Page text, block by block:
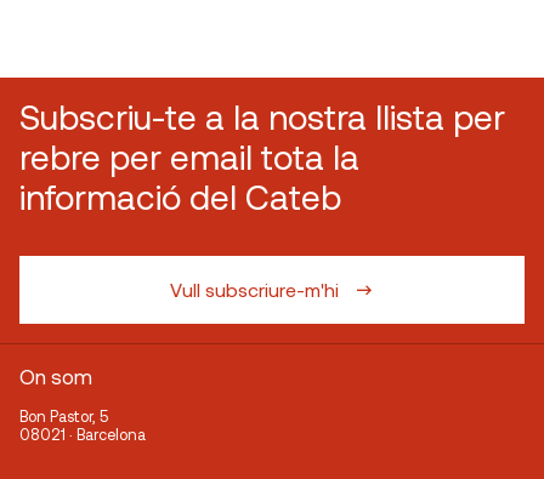
Subscriu-te a la nostra llista per
rebre per email tota la
informació del Cateb
Vull subscriure-m'hi
On som
Bon Pastor, 5
08021 · Barcelona